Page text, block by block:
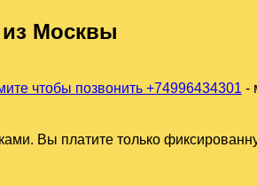
из Москвы
чтобы позвонить +74996434301 -
Вы платите только